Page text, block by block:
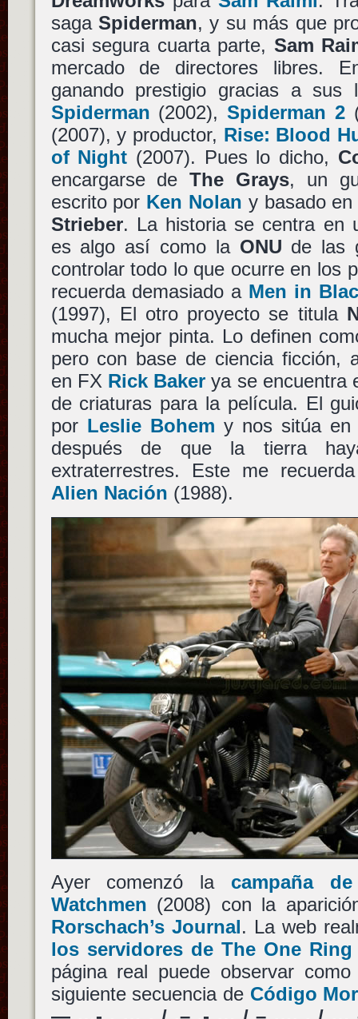
saga Spiderman, y su más que
casi segura cuarta parte, Sam
mercado de directores libres.
ganando prestigio gracias a sus
Spiderman (2002),Spiderman 2
(2007), y productor, Rise: Blood
of Night (2007). Pues lo dicho,
encargarse deThe Grays, un
escrito por Ken Nolan y basado
Strieber. La historia se centra en
es algo así como la ONU de las
controlar todo lo que ocurre en los
recuerda demasiado a Men in
(1997), El otro proyecto se titula
mucha mejor pinta. Lo definen
pero con base de ciencia ficción,
en FX Rick Baker ya se encuentra
de criaturas para la película. El
por Leslie Bohem y nos sitúa
después de que la tierra
extraterrestres. Este me
Alien Nación (1988).
Ayer comenzó la campaña
Watchmen (2008) con la
Rorschach’s Journal. La web
los servidores de The One Ring
página real puede observar
siguiente secuencia de Código